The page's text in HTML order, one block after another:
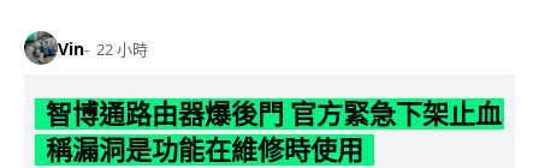
Vin 22 小時
智博通路由器爆後門 官方緊急下架止血
稱漏洞是功能在維修時使用